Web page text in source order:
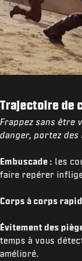
Trajectoire de
Frappez sans être
danger, portez
Embuscade : les
faire repérer
Corps à corps
Évitement des
temps à vous
amélioré.